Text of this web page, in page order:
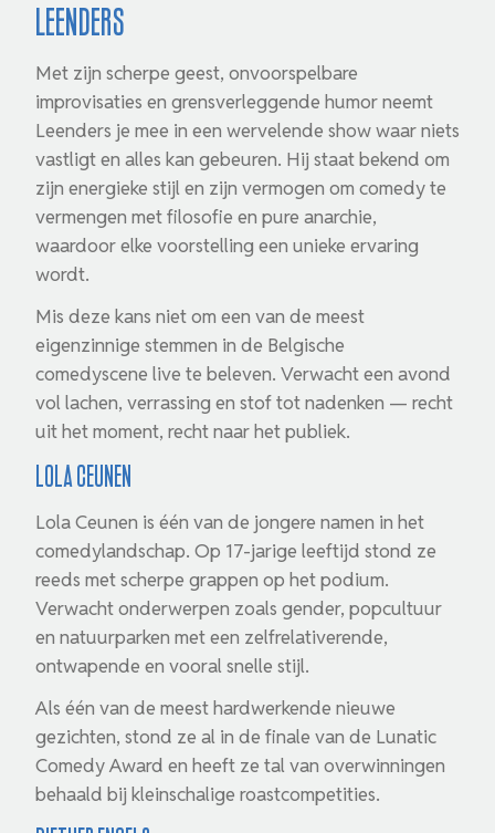
Leenders
Met zijn scherpe geest, onvoorspelbare
improvisaties en grensverleggende humor neemt
Leenders je mee in een wervelende show waar niets
vastligt en alles kan gebeuren. Hij staat bekend om
zijn energieke stijl en zijn vermogen om comedy te
vermengen met filosofie en pure anarchie,
waardoor elke voorstelling een unieke ervaring
wordt.
Mis deze kans niet om een van de meest
eigenzinnige stemmen in de Belgische
comedyscene live te beleven. Verwacht een avond
vol lachen, verrassing en stof tot nadenken — recht
uit het moment, recht naar het publiek.
Lola Ceunen
Lola Ceunen is één van de jongere namen in het
comedylandschap. Op 17-jarige leeftijd stond ze
reeds met scherpe grappen op het podium.
Verwacht onderwerpen zoals gender, popcultuur
en natuurparken met een zelfrelativerende,
ontwapende en vooral snelle stijl.
Als één van de meest hardwerkende nieuwe
gezichten, stond ze al in de finale van de Lunatic
Comedy Award en heeft ze tal van overwinningen
behaald bij kleinschalige roastcompetities.